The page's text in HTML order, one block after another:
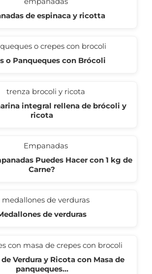
de espinaca y ricotta
o Panqueques con Brócoli
integral rellena de brócoli y
ricota
Puedes Hacer con 1 kg de
Carne?
de verduras
Verdura y Ricota con Masa de
panqueques…